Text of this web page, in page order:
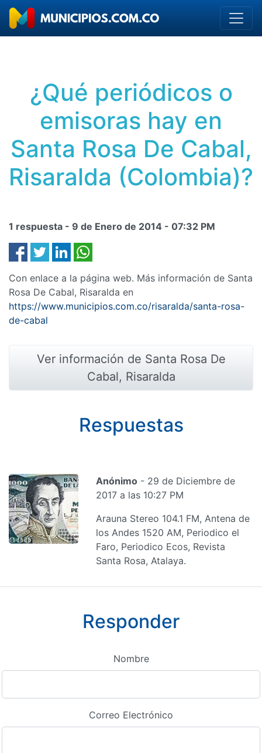
¿Qué periódicos o
emisoras hay en
Santa Rosa De Cabal,
Risaralda (Colombia)?
1 respuesta - 9 de Enero de 2014 - 07:32 PM
Con enlace a la página web. Más información de Santa
Rosa De Cabal, Risaralda en
https://www.municipios.com.co/risaralda/santa-rosa-
de-cabal
Ver información de Santa Rosa De
Cabal, Risaralda
Respuestas
Anónimo - 29 de Diciembre de
2017 a las 10:27 PM
Arauna Stereo 104.1 FM, Antena de
los Andes 1520 AM, Periodico el
Faro, Periodico Ecos, Revista
Santa Rosa, Atalaya.
Responder
Nombre
Correo Electrónico